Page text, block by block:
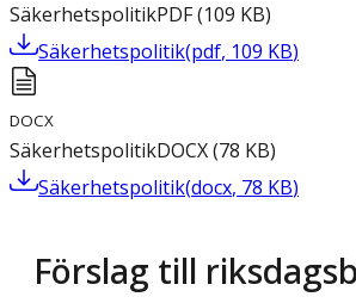
SäkerhetspolitikPDF(109 KB)
Säkerhetspolitik(pdf, 109 KB)
DOCX
SäkerhetspolitikDOCX(78 KB)
Säkerhetspolitik(docx, 78 KB)
Förslag till